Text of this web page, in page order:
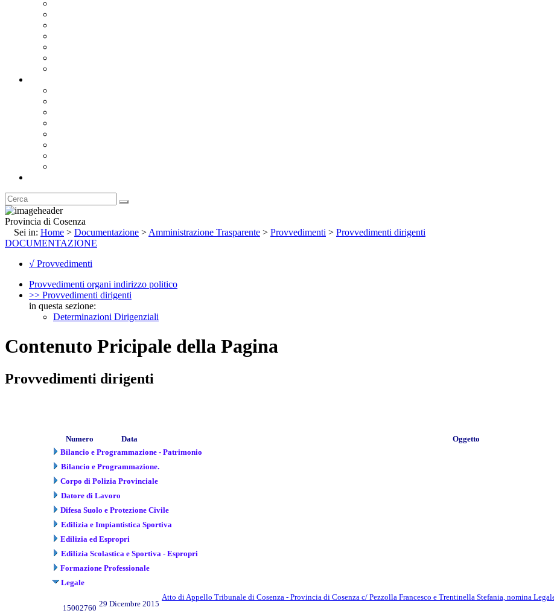
Provincia di Cosenza
Sei in: Home > Documentazione > Amministrazione Trasparente > Provvedimenti > Provvedimenti dirigenti
DOCUMENTAZIONE
√ Provvedimenti
Provvedimenti organi indirizzo politico
>> Provvedimenti dirigenti
in questa sezione:
Determinazioni Dirigenziali
Contenuto Pricipale della Pagina
Provvedimenti dirigenti
Numero Data
Oggetto
Bilancio e Programmazione - Patrimonio
Bilancio e Programmazione.
Corpo di Polizia Provinciale
Datore di Lavoro
Difesa Suolo e Protezione Civile
Edilizia e Impiantistica Sportiva
Edilizia ed Espropri
Edilizia Scolastica e Sportiva - Espropri
Formazione Professionale
Legale
15002760 29 Dicembre 2015
Atto di Appello Tribunale di Cosenza - Provincia di Cosenza c/ Pezzolla Francesco e Trentinella Stefania, nomina